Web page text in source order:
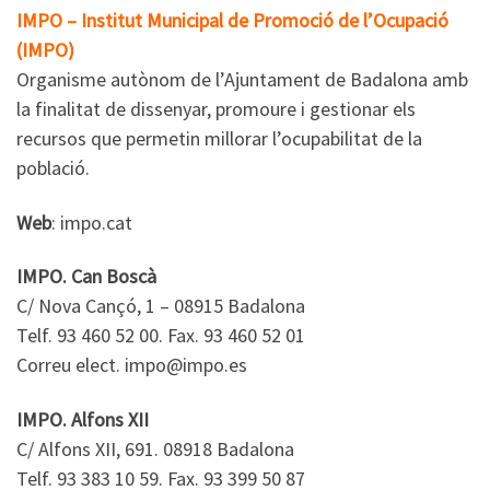
IMPO – Institut Municipal de Promoció de l’Ocupació
(IMPO)
Organisme autònom de l’Ajuntament de Badalona amb
la finalitat de dissenyar, promoure i gestionar els
recursos que permetin millorar l’ocupabilitat de la
població.
Web: impo.cat
IMPO. Can Boscà
C/ Nova Cançó, 1 – 08915 Badalona
Telf. 93 460 52 00. Fax. 93 460 52 01
Correu elect. impo@impo.es
IMPO. Alfons XII
C/ Alfons XII, 691. 08918 Badalona
Telf. 93 383 10 59. Fax. 93 399 50 87